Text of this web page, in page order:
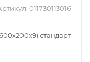
011730113016
стандарт